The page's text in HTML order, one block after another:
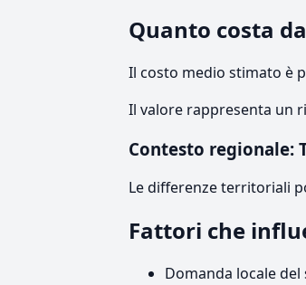
Quanto costa
Il costo medio stimato è
Il valore rappresenta un
Contesto regionale:
Le differenze territoriali
Fattori che
Domanda locale del